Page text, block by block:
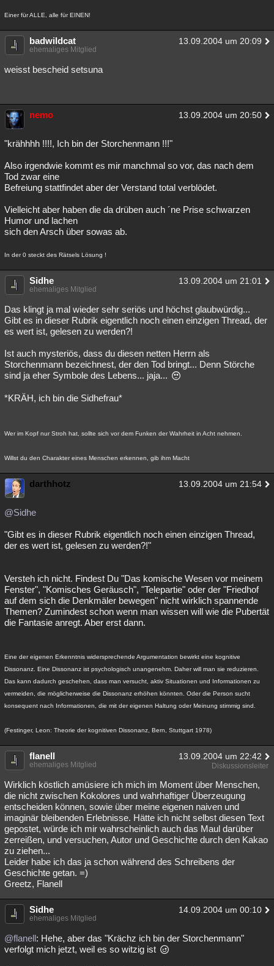
Einer für ALLE, alle für EINEN!
badwildcat 13.09.2004 um 20:09
ehemaliges Mitglied
weisst bescheid setsuna
nemo 13.09.2004 um 20:50
"krähhhh !!!!, Ich bin der Storchenmann !!!"
Also irgendwie kommt es mir manchmal so vor, das nach dem
Tod zwar eine
Befreiung stattfindet aber der Verstand total verblödet.
Vielleicht aber haben die da drüben auch ´ne Prise schwarzen
Humor und lachen
sich den Arsch über sowas ab.
In der 0 steckt des Rätsels Lösung !
Sidhe 13.09.2004 um 21:01
ehemaliges Mitglied
Das klingt ja mal wieder sehr seriös und höchst glaubwürdig...
Gibt es in dieser Rubrik eigentlich noch einen einzigen Thread, der
es wert ist, gelesen zu werden?!
Ist auch mysteriös, dass du diesen netten Herrn als
Storchenmann bezeichnest, der den Tod bringt... Denn Störche
sind ja eher Symbole des Lebens... jaja...
*KRÄH, ich bin die Sidhefrau*
Wer im Kopf nur Stroh hat, sollte sich vor dem Funken der Wahrheit in Acht nehmen.
Willst du den Charakter eines Menschen erkennen, gib ihm Macht
darthhotz 13.09.2004 um 21:54
@Sidhe
"Gibt es in dieser Rubrik eigentlich noch einen einzigen Thread,
der es wert ist, gelesen zu werden?!"
Versteh ich nicht. Findest Du "Das komische Wesen vor meinem
Fenster", "Komisches Geräusch", "Telepartie" oder der "Friedhof
auf dem sich die Denkmäler bewegen" nicht wirklich spannende
Themen? Zumindest schon wenn man wissen will wie die Pubertät
die Fantasie anregt. Aber erst dann.
Eine der eigenen Erkenntnis widersprechende Argumentation bewirkt eine kognitive
Dissonanz. Eine Dissonanz ist psychologisch unangenehm. Daher will man sie reduzieren.
Das kann dadurch geschehen, dass man versucht, aktiv Situationen und Informationen zu
vermeiden, die möglicherweise die Dissonanz erhöhen könnten. Oder die Person sucht
konsequent nach Informationen, die mit der eigenen Haltung oder Meinung stimmig sind.
(Festinger, Leon: Theorie der kognitiven Dissonanz, Bern, Stuttgart 1978)
flanell 13.09.2004 um 22:42
ehemaliges Mitglied Diskussionsleiter
Wirklich köstlich amüsiere ich mich im Moment über Menschen,
die nicht zwischen Kokolores und wahrhaftiger Überzeugung
entscheiden können, sowie über meine eigenen naiven und
imaginär bleibenden Erlebnisse. Hätte ich nicht selbst diesen Text
gepostet, würde ich mir wahrscheinlich auch das Maul darüber
zerreißen, und versuchen, Autor und Geschichte durch den Kakao
zu ziehen...
Leider habe ich das ja schon während des Schreibens der
Geschichte getan. =)
Greetz, Flanell
Sidhe 14.09.2004 um 00:10
ehemaliges Mitglied
@flanell: Hehe, aber das "Krächz ich bin der Storchenmann"
verfolgt mich jetzt, weil es so witzig ist